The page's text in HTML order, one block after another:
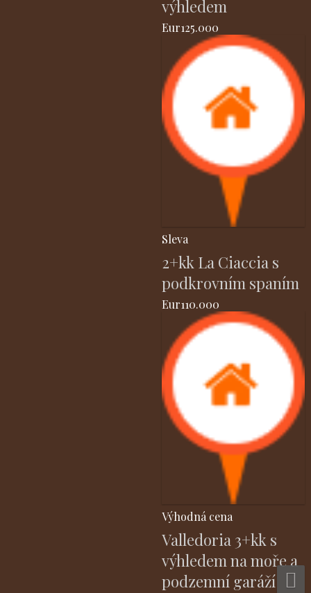
výhledem
Eur125.000
Sleva
2+kk La Ciaccia s
podkrovním spaním
Eur110.000
Výhodná cena
Valledoria 3+kk s
výhledem na moře a
podzemní garáží